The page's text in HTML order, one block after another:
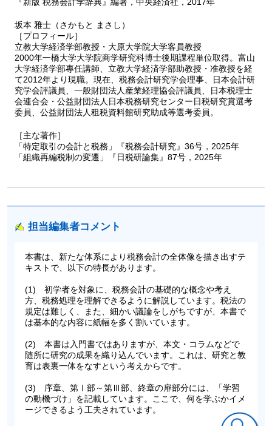
『新版 税務会計学辞典』編著，中央経済社，2017年
坂本 雅士（さかもと まさし）
［プロフィール］
立教大学経済学部教授・大原大学院大学客員教授
2000年一橋大学大学院商学研究科博士後期課程単位取得。富山
大学経済学部專任講師、立教大学経済学部助教授・准教授を経
て2012年より現職。現在、税務会計研究学会理事、日本会計研
究学会評議員、一般財団法人産業経理協会評議員、日本税理士
会連合会・公益財団法人日本税務研究センター日税研究賞選考
委員、公益財団法人租税資料館研究助成等選考委員。
［主な著作］
「特定取引の会計と税務」『税務会計研究』36号，2025年
「組織再編税制の変遷」『日税研論集』87号，2025年
担当編集者コメント
本書は、新たな体系により税務会計の全体像を描き出すテ
キストで、以下の特長があります。
(1) 初学者を対象に、税務会計の基礎的な概念や考え
方、税務処理を理解できるように解説しています。税法の
規定は難しく、また、細かい議論をしがちですが、本書で
は基本的な内容に紙幅を多く割いています。
(2) 本書は入門書ではありますが、本文・コラムなどで
随所に研究の成果を織り込んでいます。これは、研究と教
育は表裏一体をなすという考えからです。
(3) 序章、第Ⅰ部～第Ⅲ部、終章の扉部分には、「学習
の動機づけ」を記載しています。ここで、何を学ぶかイメ
ージできるよう工夫されています。